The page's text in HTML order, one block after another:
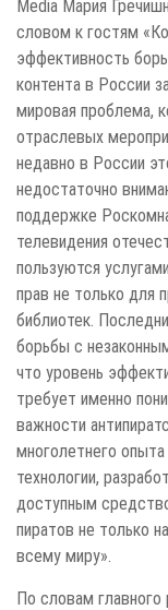
Media Мария
словом к гостям
эффективность
контента в России
мировая проблема,
отраслевых
недавно в России
недостаточно
поддержке
телевидения
пользуются
прав не только для
библиотек.
борьбы с
что уровень
требует именно
важности
многолетнего
технологии,
доступным
пиратов не только
всему миру».
По словам